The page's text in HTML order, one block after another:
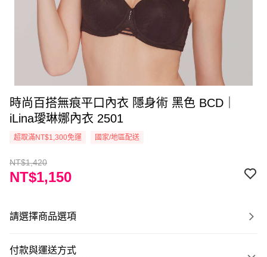
時尚百搭無痕平口內衣 隱身術 黑色 BCD｜
iLina璦琳娜內衣 2501
超取滿NT$1,300免運 國家/地區配送
NT$1,420
NT$1,150
請選擇商品選項
付款與運送方式